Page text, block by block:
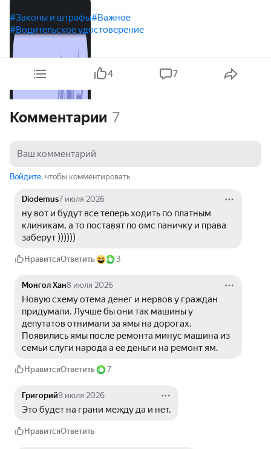
#Законы и штрафы#Важное
#Водительское удостоверение
4 7
Комментарии 7
Войдите, чтобы комментировать
Diodemus7 июля 2026
ну вот и будут все теперь ходить по платным
клиникам, а то поставят по омс паничку и права
заберут ))))))
НравитсяОтветить 3
Монгол Хан8 июля 2026
Новую схему отема денег и нервов у граждан
придумали. Лучше бы они так машины у
депутатов отнимали за ямы на дорогах.
Появились ямы после ремонта минус машина из
семьи слуги народа а ее деньги на ремонт ям.
НравитсяОтветить 7
Григорий9 июля 2026
Это будет на грани между да и нет.
НравитсяОтветить